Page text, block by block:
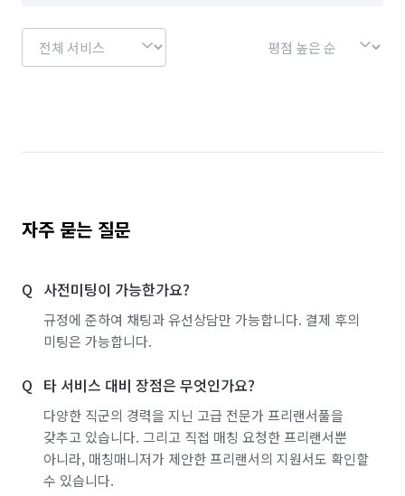
자주 묻는 질문
사전미팅이 가능한가요?
규정에 준하여 채팅과 유선상담만 가능합니다. 결제 후의
미팅은 가능합니다.
타 서비스 대비 장점은 무엇인가요?
다양한 직군의 경력을 지닌 고급 전문가 프리랜서풀을
갖추고 있습니다. 그리고 직접 매칭 요청한 프리랜서뿐
아니라, 매칭매니저가 제안한 프리랜서의 지원서도 확인할
수 있습니다.